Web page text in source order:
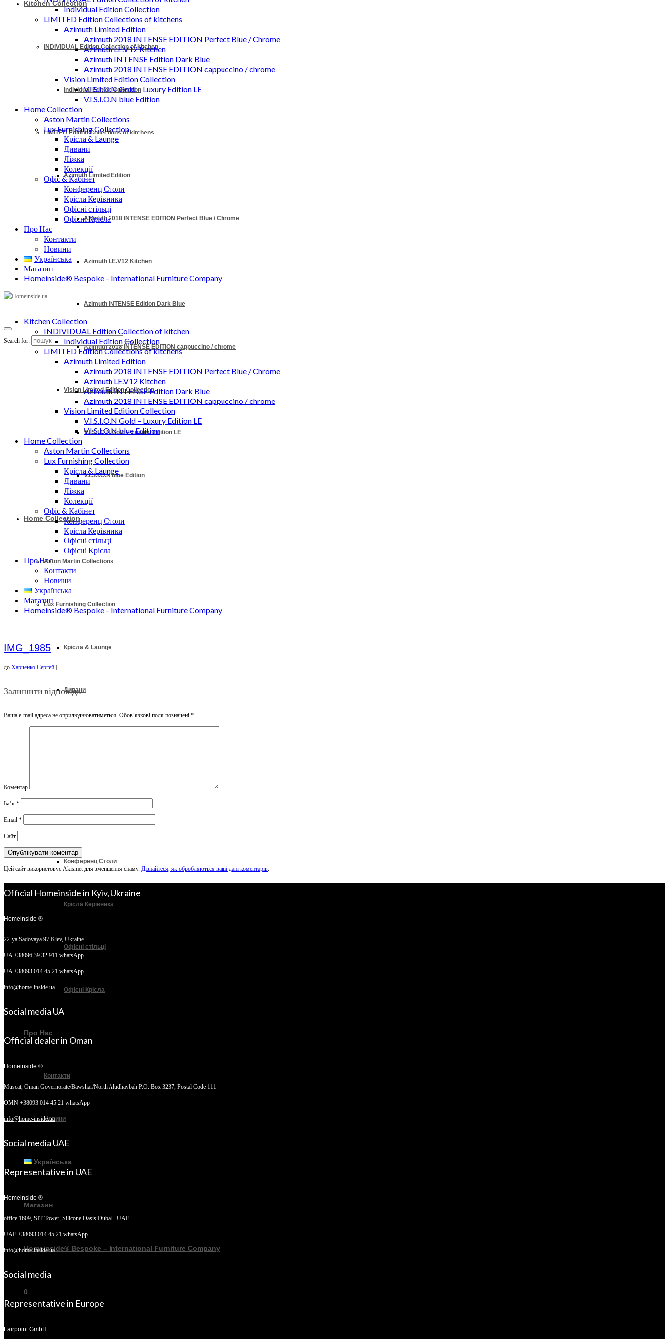
Kitchen Collection
INDIVIDUAL Edition Collection of kitchen
Individual Edition Collection
LIMITED Edition Collections of kitchens
Azimuth Limited Edition
Azimuth 2018 INTENSE EDITION Perfect Blue / Chrome
Azimuth LE.V12 Kitchen
Azimuth INTENSE Edition Dark Blue
Azimuth 2018 INTENSE EDITION cappuccino / chrome
Vision Limited Edition Collection
V.I.S.I.O.N Gold – Luxury Edition LE
V.I.S.I.O.N blue Edition
Home Collection
Aston Martin Collections
Lux Furnishing Collection
Крісла & Launge
Дивани
Конференц Столи
Крісла Керівника
Офісні стільці
Офісні Крісла
Про Нас
Контакти
Новини
Українська
Магазин
Homeinside® Bespoke – International Furniture Company
0
Individual Edition Collection
LIMITED Edition Collections of kitchens
Azimuth Limited Edition
Azimuth 2018 INTENSE EDITION Perfect Blue / Chrome
Azimuth LE.V12 Kitchen
Azimuth INTENSE Edition Dark Blue
Azimuth 2018 INTENSE EDITION cappuccino / chrome
Vision Limited Edition Collection
V.I.S.I.O.N Gold – Luxury Edition LE
V.I.S.I.O.N blue Edition
Home Collection
Aston Martin Collections
Lux Furnishing Collection
Крісла & Launge
Дивани
Ліжка
Колекції
Офіс & Кабінет
Конференц Столи
Крісла Керівника
Офісні стільці
Офісні Крісла
Про Нас
Контакти
Новини
Українська
Магазин
Homeinside® Bespoke – International Furniture Company
Search for:
Kitchen Collection
INDIVIDUAL Edition Collection of kitchen
Individual Edition Collection
LIMITED Edition Collections of kitchens
Azimuth Limited Edition
Azimuth 2018 INTENSE EDITION Perfect Blue / Chrome
Azimuth LE.V12 Kitchen
Azimuth INTENSE Edition Dark Blue
Azimuth 2018 INTENSE EDITION cappuccino / chrome
Vision Limited Edition Collection
V.I.S.I.O.N Gold – Luxury Edition LE
V.I.S.I.O.N blue Edition
Home Collection
Aston Martin Collections
Lux Furnishing Collection
Крісла & Launge
Дивани
Ліжка
Колекції
Офіс & Кабінет
Конференц Столи
Крісла Керівника
Офісні стільці
Офісні Крісла
Про Нас
Контакти
Новини
Українська
Магазин
Homeinside® Bespoke – International Furniture Company
IMG_1985
до Харченко Сергей
Залишити відповідь
Ваша e-mail адреса не оприлюднюватиметься. Обов’язкові поля позначені *
Коментар
Ім’я *
Email *
Сайт
Цей сайт використовує Akismet для зменшення спаму. Дізнайтеся, як обробляються ваші дані коментарів.
Official Homeinside in Kyiv, Ukraine
Homeinside ®
22-ya Sadovaya 97 Kiev, Ukraine
UA +38096 39 32 911 whatsApp
UA +38093 014 45 21 whatsApp
info@home-inside.ua
Social media UA
Official dealer in Oman
Homeinside ®
Muscat, Oman Governorate/Bawshar/North Aludhaybah P.O. Box 3237, Postal Code 111
OMN +38093 014 45 21 whatsApp
info@home-inside.ua
Social media UAE
Representative in UAE
Homeinside ®
office 1609, SIT Tower, Silicone Oasis Dubai - UAE
UAE +38093 014 45 21 whatsApp
info@home-inside.ua
Social media
Representative in Europe
Fairpoint GmbH